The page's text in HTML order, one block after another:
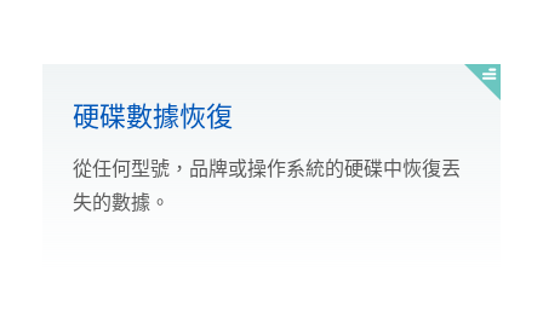
硬碟數據恢復
從任何型號，品牌或操作系統的硬碟中恢復丟
失的數據。